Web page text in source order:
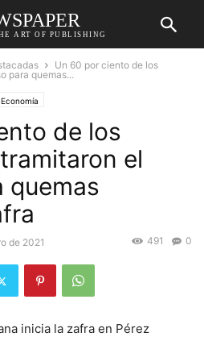
ART OF PUBLISHING
Un 60 por ciento de los
para quemas...
Economía
de los
el
quemas
de 2021 0
491
inicia la zafra en Pérez